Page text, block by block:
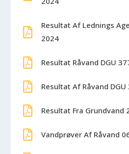
Resultat Af Lednings
2024
Resultat Råvand DGU
Resultat Af Råvand
Resultat Fra Grundvand
Vandprøver Af Råvand